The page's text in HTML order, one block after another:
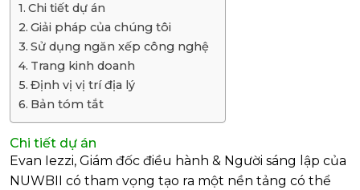
Chi tiết dự án
Giải pháp của chúng tôi
Sử dụng ngăn xếp công nghệ
Trang kinh doanh
Định vị vị trí địa lý
Bản tóm tắt
Chi tiết dự án
Evan Iezzi, Giám đốc điều hành & Người sáng lập của
NUWBII có tham vọng tạo ra một nền tảng có thể